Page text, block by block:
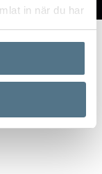
in när du har
Pola
Santa